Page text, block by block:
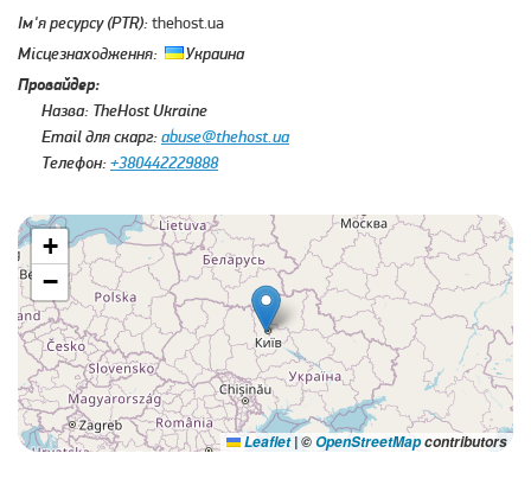
Ім'я ресурсу (PTR):thehost.ua
Місцезнаходження: Украина
Провайдер:
Назва: TheHost Ukraine
Email для скарг:abuse@thehost.ua
Телефон:+380442229888
+
−
Leaflet |©OpenStreetMapcontributors